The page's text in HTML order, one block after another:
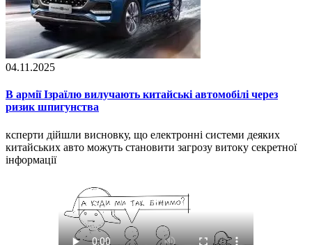
04.11.2025
В армії Ізраїлю вилучають китайські автомобілі через
ризик шпигунства
ксперти дійшли висновку, що електронні системи деяких
китайських авто можуть становити загрозу витоку секретної
інформації